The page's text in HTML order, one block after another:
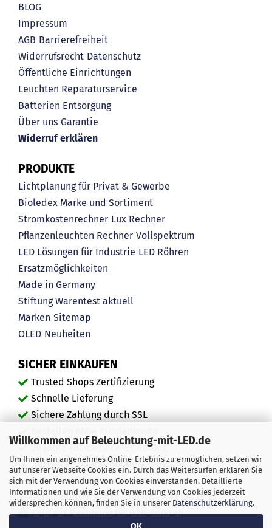
Willkommen auf Beleuchtung-mit-LED.de
Um Ihnen ein angenehmes Online-Erlebnis zu ermöglichen, setzen wir
auf unserer Webseite Cookies ein. Durch das Weitersurfen erklären Sie
sich mit der Verwendung von Cookies einverstanden. Detaillierte
Informationen und wie Sie der Verwendung von Cookies jederzeit
widersprechen können, finden Sie in unserer Datenschutzerklärung.
BLOG
Impressum
AGB Barrierefreiheit
Widerrufsrecht Datenschutz
Öffentliche Einrichtungen
Leuchten Reparaturservice
Batterien Entsorgung
Über uns Garantie
Widerruf erklären
PRODUKTE
Lichtplanung für Privat & Gewerbe
Bioledex Marke und Sortiment
Stromkostenrechner Lux Rechner
Pflanzenleuchten Rechner Vollspektrum
LED Lösungen für Industrie LED Röhren
Ersatzmöglichkeiten
Made in Germany
Stiftung Warentest aktuell
Marken Sitemap
OLED Neuheiten
SICHER EINKAUFEN
Trusted Shops Zertifizierung
Schnelle Lieferung
Sichere Zahlung durch SSL
20 Jahre Fachservice-Erfahrung
"Ausgezeichnete" Kundenmeinungen
Mehr als 450.000 zufriedene Kunden
Service durch echte Menschen, keine Bots
Kauf auf Rechnung für B2B-Kunden